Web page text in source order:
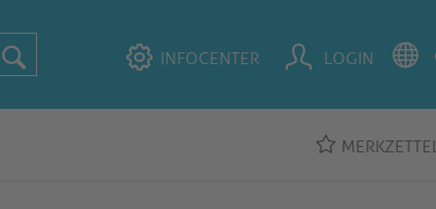
INFOCENTER LOGIN
MERKZETTEL